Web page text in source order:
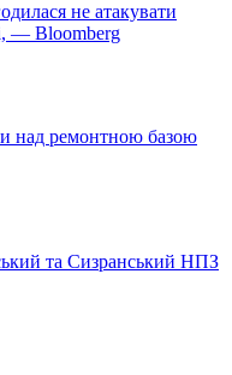
не атакувати
— Bloomberg
над ремонтною базою
та Сизранський НПЗ